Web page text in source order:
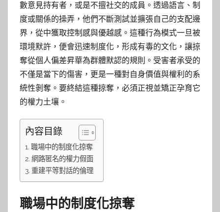
數意見持有者，或是不擅社交的成員。透過語言、制
度或關係的操弄，他們不斷測試並擴張自己的支配邊
界，從中獲取控制感與優越感。這種行為模式一旦被
環境默許，便會迅速制度化，形成有毒的文化，讓掠
奪從個人偏差昇華為群體默認的規則。受害者承受的
不僅是當下的傷害，更是一種對自身價值與權利的系
統性剝奪。要終結這種掠奪，必須正視並矯正孕育它
的權力土壤。
內容目錄
職場中的制度化掠奪
網路匿名的權力假面
重建平等對話的倫理
職場中的制度化掠奪